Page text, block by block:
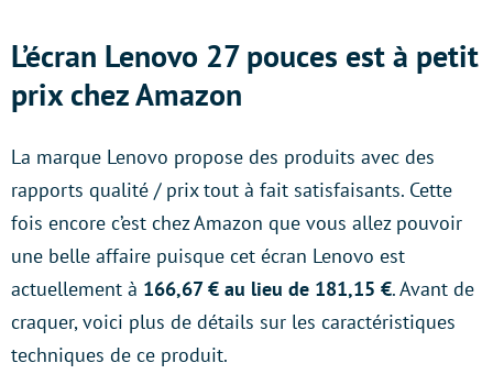
L’écran Lenovo 27 pouces est à petit
prix chez Amazon
La marque Lenovo propose des produits avec des
rapports qualité / prix tout à fait satisfaisants. Cette
fois encore c’est chez Amazon que vous allez pouvoir
une belle affaire puisque cet écran Lenovo est
actuellement à 166,67 € au lieu de 181,15 €. Avant de
craquer, voici plus de détails sur les caractéristiques
techniques de ce produit.